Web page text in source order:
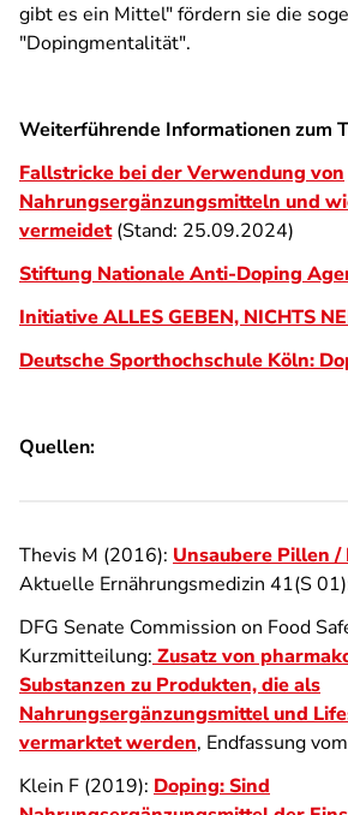
gibt es ein Mittel" fördern sie die
"Dopingmentalität".
Weiterführende Informationen zum
Fallstricke bei der Verwendung von
Nahrungsergänzungsmitteln und
vermeidet(Stand: 25.09.2024)
Stiftung Nationale Anti-Doping
Initiative ALLES GEBEN, NICHTS
Deutsche Sporthochschule Köln:
Quellen:
Thevis M (2016): Unsaubere Pillen
Aktuelle Ernährungsmedizin 41(S
DFG Senate Commission on Food
Kurzmitteilung: Zusatz von
Substanzen zu Produkten, die als
Nahrungsergänzungsmittel und
vermarktet werden, Endfassung
Klein F (2019): Doping: Sind